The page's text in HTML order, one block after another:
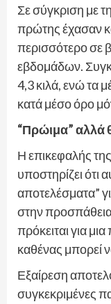
Σε σύγκριση με
πρώτης έχασαν
περισσότερο σε
εβδομάδων.
4,3 κιλά, ενώ τα
κατά μέσο όρο
“Πρώιμα” αλλά
Η επικεφαλής
υποστηρίζει ότι
αποτελέσματα”
στην
πρόκειται για
καθένας μπορεί
Εξαίρεση
συγκεκριμένες